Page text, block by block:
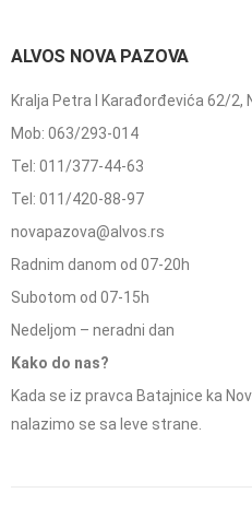
ALVOS NOVA PAZOVA
Kralja Petra I Karađorđevića 62/2,
Mob: 063/293-014
Tel: 011/377-44-63
Tel: 011/420-88-97
novapazova@alvos.rs
Radnim danom od 07-20h
Subotom od 07-15h
Nedeljom – neradni dan
Kako do nas?
Kada se iz pravca Batajnice ka
nalazimo se sa leve strane.